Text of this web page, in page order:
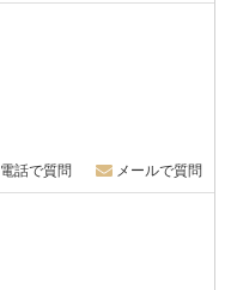
電話で質問 メールで質問